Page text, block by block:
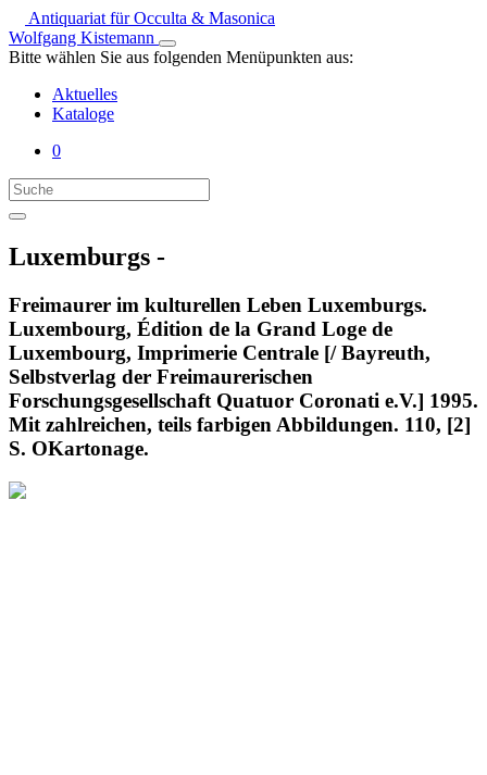
Antiquariat für Occulta & Masonica
Wolfgang Kistemann
Bitte wählen Sie aus folgenden Menüpunkten aus:
Aktuelles
Kataloge
0
Luxemburgs -
Freimaurer im kulturellen Leben Luxemburgs.
Luxembourg, Édition de la Grand Loge de
Luxembourg, Imprimerie Centrale [/ Bayreuth,
Selbstverlag der Freimaurerischen
Forschungsgesellschaft Quatuor Coronati e.V.] 1995.
Mit zahlreichen, teils farbigen Abbildungen. 110, [2]
S. OKartonage.